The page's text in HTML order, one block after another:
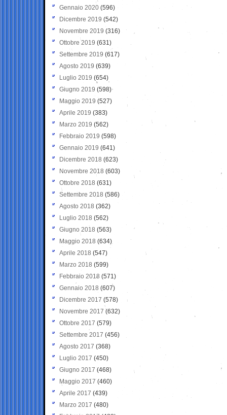
Gennaio 2020 (596)
Dicembre 2019 (542)
Novembre 2019 (316)
Ottobre 2019 (631)
Settembre 2019 (617)
Agosto 2019 (639)
Luglio 2019 (654)
Giugno 2019 (598)
Maggio 2019 (527)
Aprile 2019 (383)
Marzo 2019 (562)
Febbraio 2019 (598)
Gennaio 2019 (641)
Dicembre 2018 (623)
Novembre 2018 (603)
Ottobre 2018 (631)
Settembre 2018 (586)
Agosto 2018 (362)
Luglio 2018 (562)
Giugno 2018 (563)
Maggio 2018 (634)
Aprile 2018 (547)
Marzo 2018 (599)
Febbraio 2018 (571)
Gennaio 2018 (607)
Dicembre 2017 (578)
Novembre 2017 (632)
Ottobre 2017 (579)
Settembre 2017 (456)
Agosto 2017 (368)
Luglio 2017 (450)
Giugno 2017 (468)
Maggio 2017 (460)
Aprile 2017 (439)
Marzo 2017 (480)